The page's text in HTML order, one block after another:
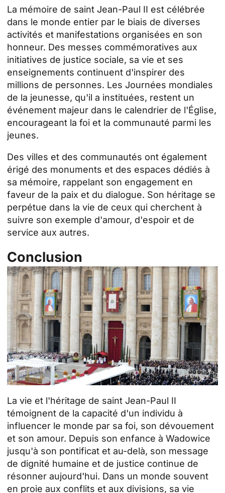
La mémoire de saint Jean-Paul II est célébrée
dans le monde entier par le biais de diverses
activités et manifestations organisées en son
honneur. Des messes commémoratives aux
initiatives de justice sociale, sa vie et ses
enseignements continuent d'inspirer des
millions de personnes. Les Journées mondiales
de la jeunesse, qu'il a instituées, restent un
événement majeur dans le calendrier de l'Église,
encourageant la foi et la communauté parmi les
jeunes.
Des villes et des communautés ont également
érigé des monuments et des espaces dédiés à
sa mémoire, rappelant son engagement en
faveur de la paix et du dialogue. Son héritage se
perpétue dans la vie de ceux qui cherchent à
suivre son exemple d'amour, d'espoir et de
service aux autres.
Conclusion
La vie et l'héritage de saint Jean-Paul II
témoignent de la capacité d'un individu à
influencer le monde par sa foi, son dévouement
et son amour. Depuis son enfance à Wadowice
jusqu'à son pontificat et au-delà, son message
de dignité humaine et de justice continue de
résonner aujourd'hui. Dans un monde souvent
en proie aux conflits et aux divisions, sa vie